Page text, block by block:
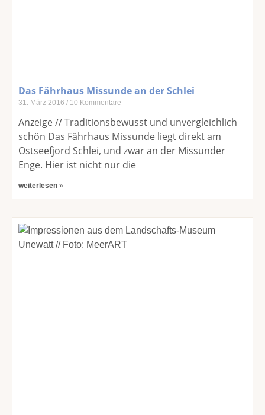
Das Fährhaus Missunde an der Schlei
31. März 2016 10 Kommentare
Anzeige // Traditionsbewusst und unvergleichlich
schön Das Fährhaus Missunde liegt direkt am
Ostseefjord Schlei, und zwar an der Missunder
Enge. Hier ist nicht nur die
weiterlesen »